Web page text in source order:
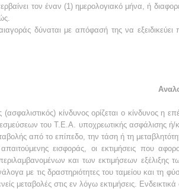
τον έναν (1) ημερολογιακό μήνα, ή
δύναται με απόφασή της να
(ασφαλιστικός) κίνδυνος ορίζεται ο κίνδυνος
του Τ.Ε.Α. υποχρεωτικής ασφάλισης ή/
από το επίπεδο, την τάση ή τη
εισφοράς, οι εκτιμήσεις που
και των εκτιμήσεων εξέλιξης
με τις δραστηριότητες του ταμείου και τη
μεταβολές στις εν λόγω εκτιμήσεις.